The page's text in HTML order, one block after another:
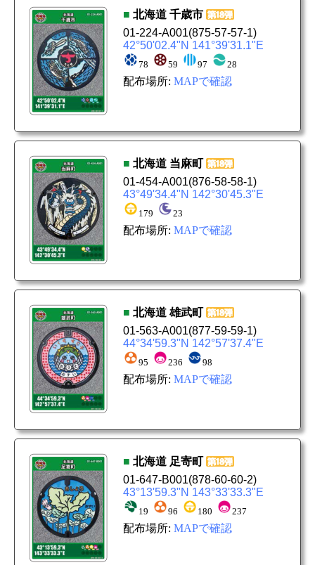
■ 北海道 千歳市
01-224-A001(875-57-57-1)
42°50'02.4"N 141°39'31.1"E
78 59 97 28
配布場所: MAPで確認
■ 北海道 当麻町
01-454-A001(876-58-58-1)
43°49'34.4"N 142°30'45.3"E
179 23
配布場所: MAPで確認
■ 北海道 雄武町
01-563-A001(877-59-59-1)
44°34'59.3"N 142°57'37.4"E
95 236 98
配布場所: MAPで確認
■ 北海道 足寄町
01-647-B001(878-60-60-2)
43°13'59.3"N 143°33'33.3"E
19 96 180 237
配布場所: MAPで確認